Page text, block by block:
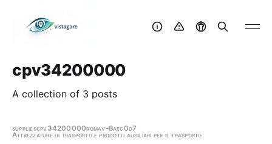
cpv34200000
A collection of 3 posts
suppliescpv34200000romav-8aec0d7
Attrezzature di trasporto e prodotti ausiliari per il trasporto